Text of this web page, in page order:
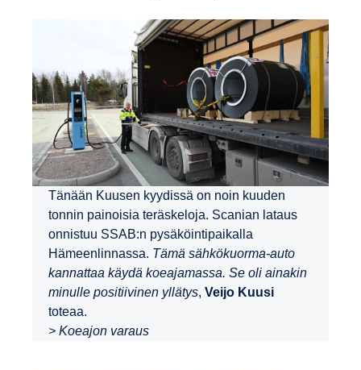
Tänään Kuusen kyydissä on noin kuuden
tonnin painoisia teräskeloja. Scanian lataus
onnistuu SSAB:n pysäköintipaikalla
Hämeenlinnassa. Tämä sähkökuorma-auto
kannattaa käydä koeajamassa. Se oli ainakin
minulle positiivinen yllätys, Veijo Kuusi
toteaa.
> Koeajon varaus